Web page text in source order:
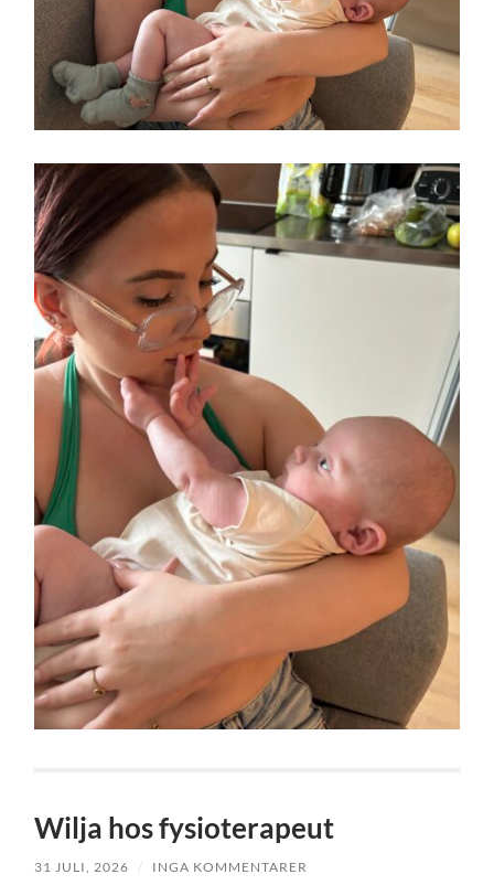
Wilja hos fysioterapeut
31 JULI, 2026 / INGA KOMMENTARER